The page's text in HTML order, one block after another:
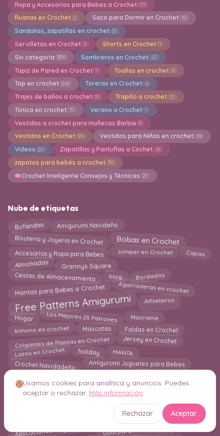
Ropa y Accesorios para Bebes a Crochet 111
Ruanas en Crochet 2 Saco para Dormir en Crochet 10
Sandalias, zapatillas en crochet 31
Servilletas en Crochet 6 Shorts en Crochet 1
Sin categoría 384 Sombreros en Crochet 62
Tapiz de Pared en Crochet 7 Toallas en crochet 6
Top en crochet 241 Toreras en Crochet 6
Trajes de baños a crochet 13 Trapillo a crochet 12
Túnica en crochet 15 Verano a Crochet 1
Vestidos a crochet para muñecas Barbie 8
Vestidos en Crochet 99 Vestidos para Niñas en crochet 19
Videos 20 Zapatillas y Pantuflas a Cochet 41
zapatos para bebés a crochet 36
Crochet Inteligente Consejos y Técnicas 21
Nube de etiquetas
Bufandas Amigurumi Navideño
Bisuteria y Joyeria en Crochet Bolsas en Crochet
Accesorios y Ropa para Bebes Jumper en Crochet Capas
Almohadas Grannys Square
Cestas de Almacenamiento blog Bordados
Mantas para Bebes a Crochet Agarraderas en crochet
Free Patterns Amigurumi Alfileteros
Hogar Los Mejores 25 Patrones Macrame
kimono en crochet Mascotas Faldas en Crochet
Colgantes de Plantas en Crochet Jersey en Crochet
Lazos en Crochet holiday MANTA
Crochet Navidadeño Amigurumi Juguetes para Bebes
Bandolera en Crochet Esponjas de baño en crochet
Amigurumi Patrones Gratis
Juegos de Baño Bisutería en Crochet
Aplicaciones en ganchillo Guía para Principiantes
Usamos cookies para analítica y anuncios. Puedes
aceptar o rechazar. Más información
Rechazar Aceptar